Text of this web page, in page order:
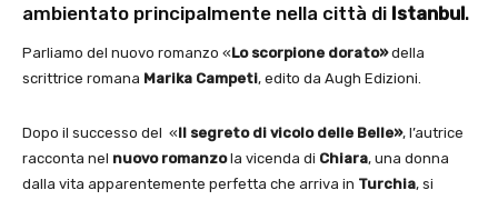
ambientato principalmente nella città di Istanbul.
Parliamo del nuovo romanzo «Lo scorpione dorato»della
scrittrice romana Marika Campeti, edito da Augh Edizioni.
Dopo il successo del «Il segreto di vicolo delle Belle», l’autrice
racconta nel nuovo romanzola vicenda di Chiara, una donna
dalla vita apparentemente perfetta che arriva in Turchia, si